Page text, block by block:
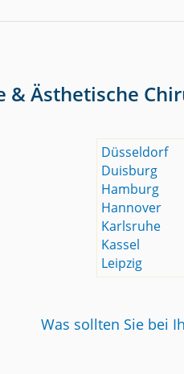
& Ästhetische
Düsseldorf
Duisburg
Hamburg
Hannover
Karlsruhe
Kassel
Leipzig
Was sollten Sie bei